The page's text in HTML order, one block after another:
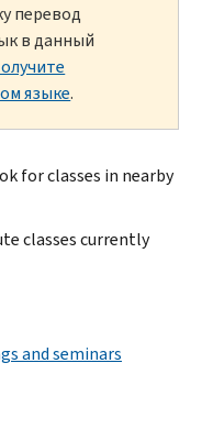
перевод
в данный
языке.
for classes in nearby
classes currently
and seminars